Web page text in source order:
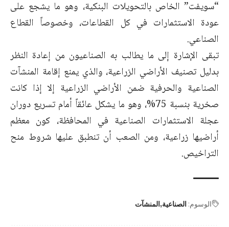
“سويفت” الخاص بالتحويلات البنكية، وهو ما يشجع على
عودة الاستثمارات في كل القطاعات، وخصوصاً القطاع
الصناعي.
تبقى الإشارة إلى ما يطالب به الصناعيون من إعادة النظر
بدليل تصنيف الأراضي الزراعية، والذي يمنع إقامة المنشآت
الصناعية والحرفية ضمن الأراضي الزراعية إلا إذا كانت
صخرية بنسبة 75%، وهو ما يشكل عائقاً أمام تسريع دوران
عجلة الاستثمارات الصناعية في المحافظة، كون معظم
أراضيها زراعية، ومن الصعب أن تنطبق عليها شروط منح
التراخيص.
الوسوم: الصناعية المنشآت